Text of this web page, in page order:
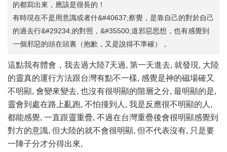
的都寫出來，應該是很長的！
有時現在不是用意識或者什&#40637;察覺，是靠自己的對於自己
的過去行&#29234;的對照，&#35500;道邪惡思想，也有感覺到
一個邪惡的頭在頭裏（抱歉，又是說得不準確），
這點我有體會，我去過大陸7天過, 第一天進去, 就發現, 大陸
的靈真的運行方法跟台灣有點不一樣, 感覺是神的磁場確又
不明顯, 會變來變去, 也沒有很明顯的階層之分, 最明顯的是,
靈會到處在路上亂跑, 不怕撞到人, 我是反應很不明顯的人,
都能感覺, 一直跟靈重疊, 不過在台灣重疊後會很明顯感覺到
對方的意識, 但大陸的就不會很明顯, 但不代表沒有, 只是要
一陣子分才分得出來,